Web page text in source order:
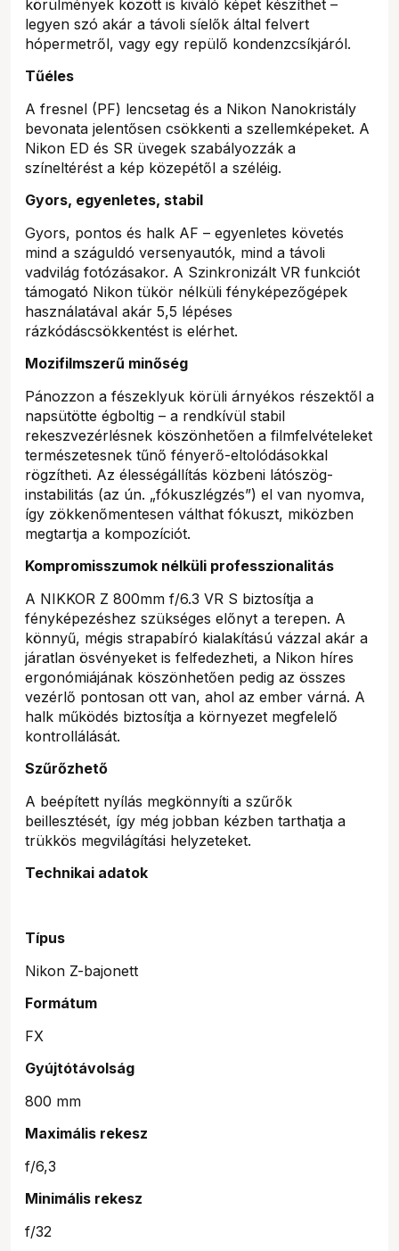
körülmények között is kiváló képet készíthet –
legyen szó akár a távoli síelők által felvert
hópermetről, vagy egy repülő kondenzcsíkjáról.
Tűéles
A fresnel (PF) lencsetag és a Nikon Nanokristály
bevonata jelentősen csökkenti a szellemképeket. A
Nikon ED és SR üvegek szabályozzák a
színeltérést a kép közepétől a széléig.
Gyors, egyenletes, stabil
Gyors, pontos és halk AF – egyenletes követés
mind a száguldó versenyautók, mind a távoli
vadvilág fotózásakor. A Szinkronizált VR funkciót
támogató Nikon tükör nélküli fényképezőgépek
használatával akár 5,5 lépéses
rázkódáscsökkentést is elérhet.
Mozifilmszerű minőség
Pánozzon a fészeklyuk körüli árnyékos részektől a
napsütötte égboltig – a rendkívül stabil
rekeszvezérlésnek köszönhetően a filmfelvételeket
természetesnek tűnő fényerő-eltolódásokkal
rögzítheti. Az élességállítás közbeni látószög-
instabilitás (az ún. „fókuszlégzés”) el van nyomva,
így zökkenőmentesen válthat fókuszt, miközben
megtartja a kompozíciót.
Kompromisszumok nélküli professzionalitás
A NIKKOR Z 800mm f/6.3 VR S biztosítja a
fényképezéshez szükséges előnyt a terepen. A
könnyű, mégis strapabíró kialakítású vázzal akár a
járatlan ösvényeket is felfedezheti, a Nikon híres
ergonómiájának köszönhetően pedig az összes
vezérlő pontosan ott van, ahol az ember várná. A
halk működés biztosítja a környezet megfelelő
kontrollálását.
Szűrőzhető
A beépített nyílás megkönnyíti a szűrők
beillesztését, így még jobban kézben tarthatja a
trükkös megvilágítási helyzeteket.
Technikai adatok
Típus
Nikon Z-bajonett
Formátum
FX
Gyújtótávolság
800 mm
Maximális rekesz
f/6,3
Minimális rekesz
f/32